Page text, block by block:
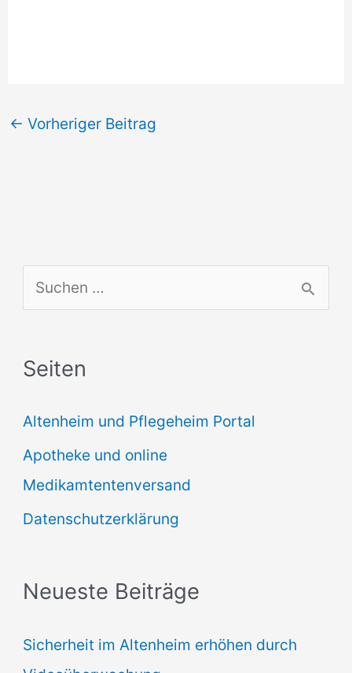
← Vorheriger Beitrag
u
h
n
n
a
c
:
Seiten
Altenheim und Pflegeheim Portal
Apotheke und online
Medikamtentenversand
Datenschutzerklärung
Neueste Beiträge
Sicherheit im Altenheim erhöhen durch